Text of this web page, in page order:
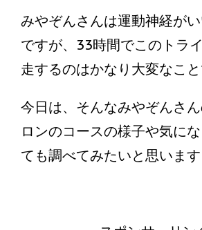
みやぞんさんは運動神経が
ですが、33時間でこのトラ
走するのはかなり大変なこと
今日は、そんなみやぞんさ
ロンのコースの様子や気に
ても調べてみたいと思います